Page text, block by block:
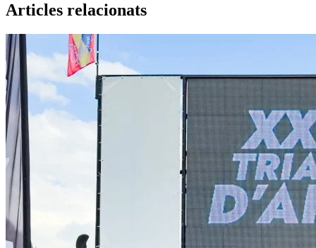
Articles relacionats